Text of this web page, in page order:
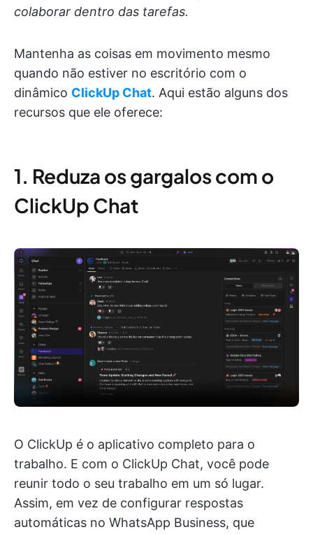
colaborar dentro das tarefas.
Mantenha as coisas em movimento mesmo
quando não estiver no escritório com o
dinâmico ClickUp Chat. Aqui estão alguns dos
recursos que ele oferece:
1. Reduza os gargalos com o
ClickUp Chat
O ClickUp é o aplicativo completo para o
trabalho. E com o ClickUp Chat, você pode
reunir todo o seu trabalho em um só lugar.
Assim, em vez de configurar respostas
automáticas no WhatsApp Business, que